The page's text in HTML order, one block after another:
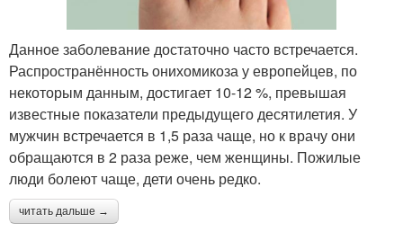
Данное заболевание достаточно часто встречается.
Распространённость онихомикоза у европейцев, по
некоторым данным, достигает 10-12 %, превышая
известные показатели предыдущего десятилетия. У
мужчин встречается в 1,5 раза чаще, но к врачу они
обращаются в 2 раза реже, чем женщины. Пожилые
люди болеют чаще, дети очень редко.
читать дальше →